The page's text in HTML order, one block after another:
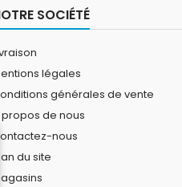
SOCIÉTÉ
légales
générales de vente
propos de nous
nous
du site